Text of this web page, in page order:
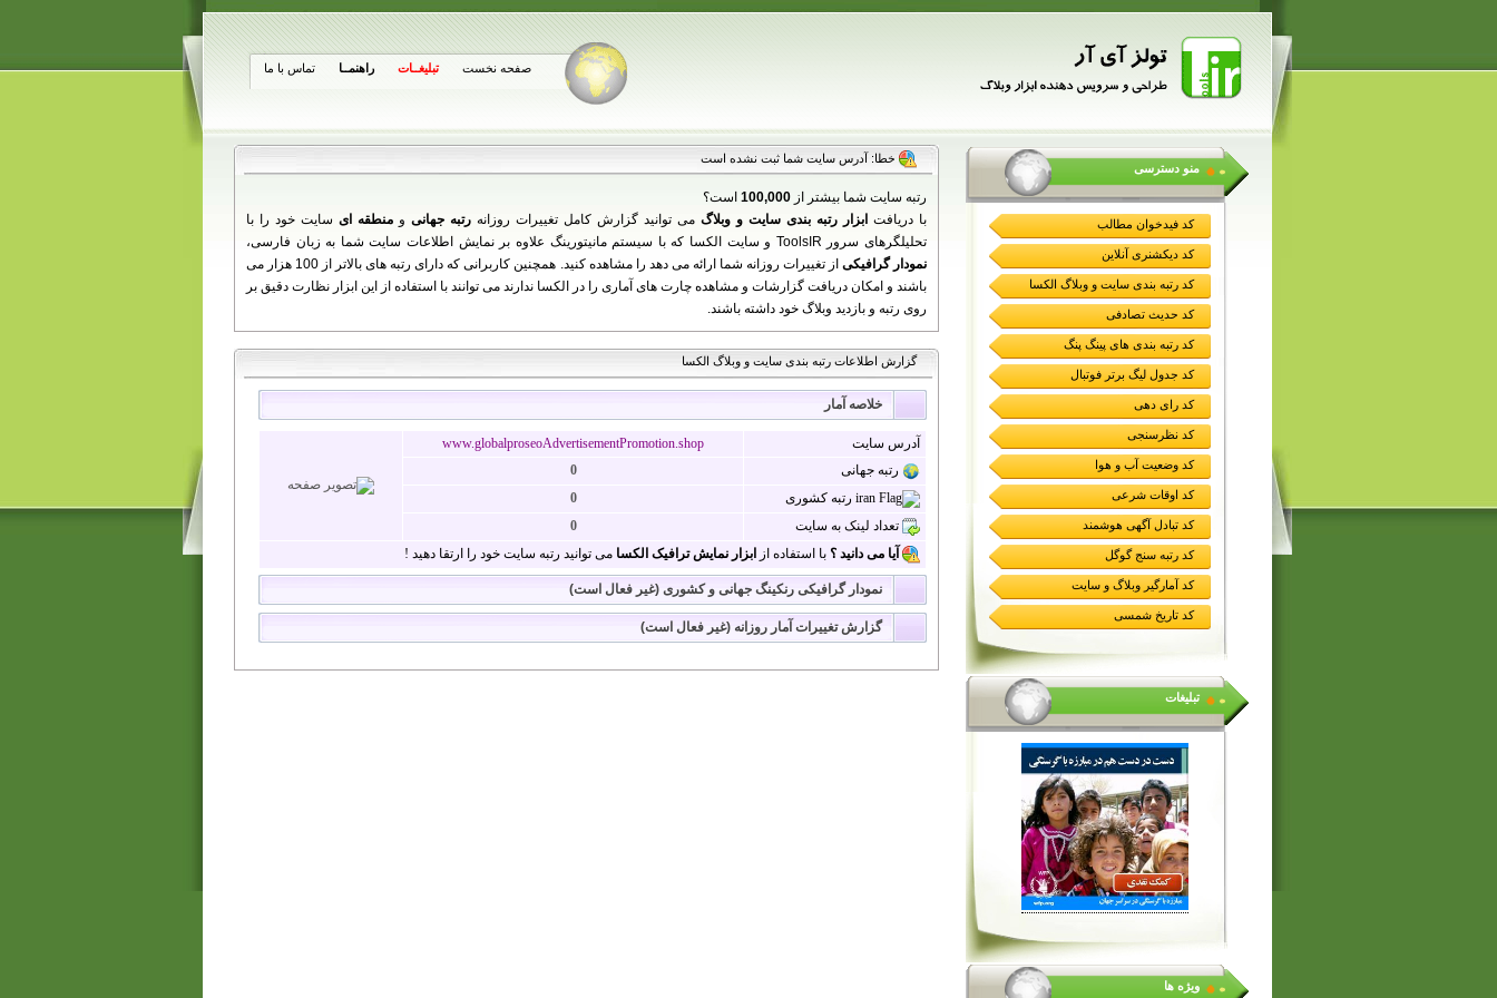
صفحه نخست تبلیغــات راهنمــا تماس با ما
خطا: آدرس سایت شما ثبت نشده است
رتبه سایت شما بیشتر از 100,000 است؟
با دریافت ابزار رتبه بندی سایت و وبلاگ می توانید گزارش کامل تغییرات روزانه رتبه جهانی و منطقه ای سایت خود را با
تحلیلگرهای سرور ToolsIR و سایت الکسا که با سیستم مانیتورینگ علاوه بر نمایش اطلاعات سایت شما به زبان فارسی،
نمودار گرافیکی
از تغییرات روزانه شما ارائه می دهد را مشاهده کنید. همچنین کاربرانی که دارای رتبه های بالاتر از 100 هزار می
باشند و امکان دریافت گزارشات و مشاهده چارت های آماری را در الکسا ندارند می توانند با استفاده از این ابزار نظارت دقیق بر
روی رتبه و بازدید وبلاگ خود داشته باشند.
گزارش اطلاعات رتبه بندی سایت و وبلاگ الکسا
خلاصه آمار
آدرس سایت
www.globalproseoAdvertisementPromotion.shop
رتبه جهانی
0
رتبه کشوری
0
تعداد لینک به سایت
0
آیا می دانید ؟ با استفاده از ابزار نمایش ترافیک الکسا می توانید رتبه سایت خود را ارتقا دهید !
نمودار گرافیکی رنکینگ جهانی و کشوری (غیر فعال است)
گزارش تغییرات آمار روزانه (غیر فعال است)
منو دسترسی
کد فیدخوان مطالب
کد دیکشنری آنلاین
کد رتبه بندی سایت و وبلاگ الکسا
کد حدیث تصادفی
کد رتبه بندی های پینگ پنگ
کد جدول لیگ برتر فوتبال
کد رای دهی
کد نظرسنجی
کد وضعیت آب و هوا
کد اوقات شرعی
کد تبادل آگهی هوشمند
کد رتبه سنج گوگل
کد آمارگیر وبلاگ و سایت
کد تاریخ شمسی
تبلیغات
ویژه ها